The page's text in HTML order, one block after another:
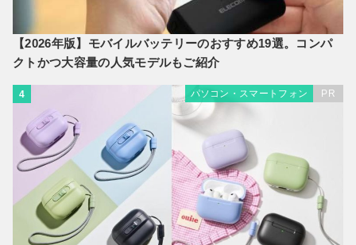
【2026年版】モバイルバッテリーのおすすめ19選。コンパ
クトかつ大容量の人気モデルもご紹介
4 パソコン・スマートフォン PR